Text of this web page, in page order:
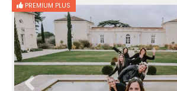
PREMIUM PLUS